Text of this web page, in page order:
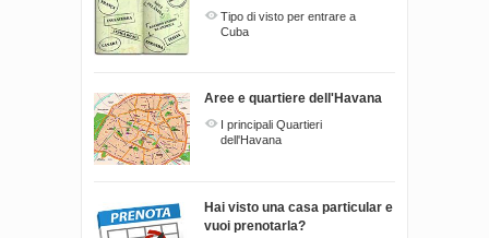
Tipo di visto per entrare a
Cuba
Aree e quartiere dell'Havana
I principali Quartieri
dell'Havana
Hai visto una casa particular e
vuoi prenotarla?